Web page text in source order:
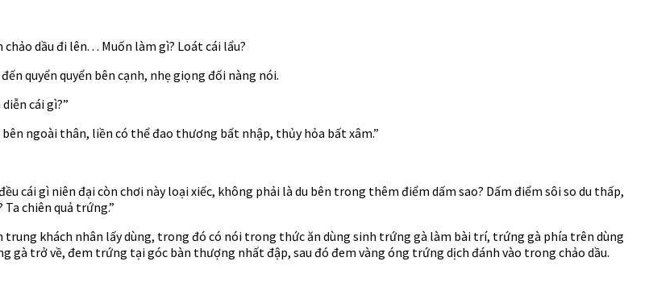
dầu đi lên. . . Muốn làm gì? Loát cái lẩu?
quyển quyển bên cạnh, nhẹ giọng đối nàng nói.
cái gì?”
ngoài thân, liền có thể đao thương bất nhập, thủy hỏa bất xâm.”
cái gì niên đại còn chơi này loại xiếc, không phải là du bên trong thêm điểm dấm sao? Dấm điểm sôi so du thấp,
chiên quả trứng.”
khách nhân lấy dùng, trong đó có nói trong thức ăn dùng sinh trứng gà làm bài trí, trứng gà phía trên dùng
gà trở về, đem trứng tại góc bàn thượng nhất đập, sau đó đem vàng óng trứng dịch đánh vào trong chảo dầu.